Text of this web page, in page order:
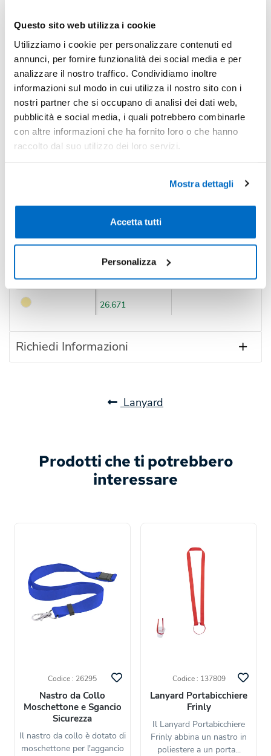
Questo sito web utilizza i cookie
Utilizziamo i cookie per personalizzare contenuti ed
annunci, per fornire funzionalità dei social media e per
analizzare il nostro traffico. Condividiamo inoltre
informazioni sul modo in cui utilizza il nostro sito con i
nostri partner che si occupano di analisi dei dati web,
pubblicità e social media, i quali potrebbero combinarle
con altre informazioni che ha fornito loro o che hanno
raccolto dal suo utilizzo dei loro servizi.
Mostra dettagli
Accetta tutti
Personalizza
Pezzi 1000 -44% € 0,48
*Prezzi prodotto per quantità merce neutra e prezzi IVA
Non trovi la quantità in tabella? Calcola il preventivo
Quantità consigliata
500pz. Prezzo unitario: € 0,63IVA incl.
Disponibilità
Colore Disponibilità Prossimi arrivi
26.671
Richiedi Informazioni
Lanyard
Prodotti che ti potrebbero
interessare
Codice : 26295
Nastro da Collo
Moschettone e Sgancio
Sicurezza
Il nastro da collo è dotato di
moschettone per l'aggancio
Codice : 137809
Lanyard Portabicchiere
Frinly
Il Lanyard Portabicchiere
Frinly abbina un nastro in
poliestere a un porta...